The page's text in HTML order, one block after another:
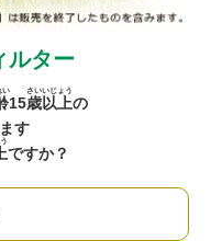
ルター
い
15歳
さい
以上
いじょう
の
す
ですか？